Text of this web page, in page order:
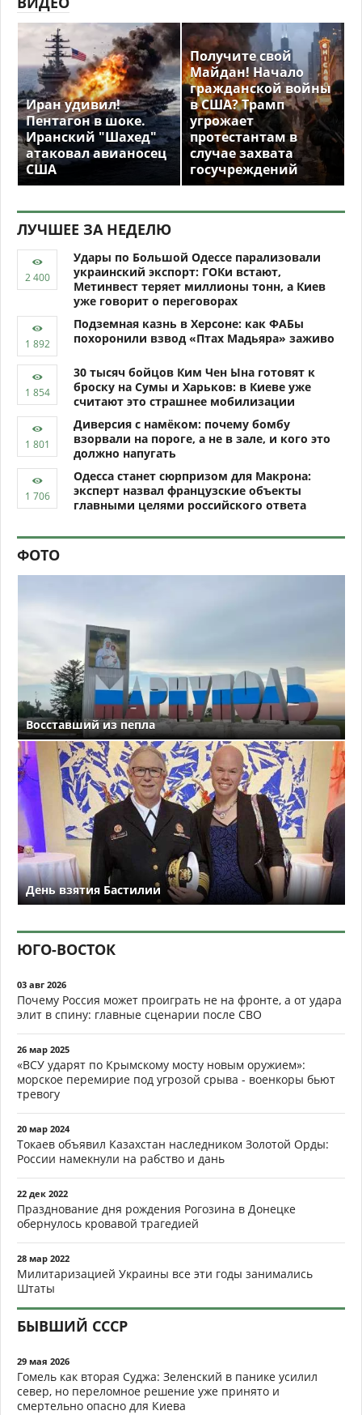
Иран удивил!
Пентагон в шоке.
Иранский "Шахед"
атаковал авианосец
США
Получите свой
Майдан! Начало
гражданской войны
в США? Трамп
угрожает
протестантам в
случае захвата
госучреждений
ЛУЧШЕЕ ЗА НЕДЕЛЮ
Удары по Большой Одессе парализовали
украинский экспорт: ГОКи встают,
Метинвест теряет миллионы тонн, а Киев
уже говорит о переговорах
Подземная казнь в Херсоне: как ФАБы
похоронили взвод «Птах Мадьяра» заживо
30 тысяч бойцов Ким Чен Ына готовят к
броску на Сумы и Харьков: в Киеве уже
считают это страшнее мобилизации
Диверсия с намёком: почему бомбу
взорвали на пороге, а не в зале, и кого это
должно напугать
Одесса станет сюрпризом для Макрона:
эксперт назвал французские объекты
главными целями российского ответа
ФОТО
Восставший из пепла
День взятия Бастилии
ЮГО-ВОСТОК
03 авг 2026
Почему Россия может проиграть не на фронте, а от удара
элит в спину: главные сценарии после СВО
26 мар 2025
«ВСУ ударят по Крымскому мосту новым оружием»:
морское перемирие под угрозой срыва - военкоры бьют
тревогу
20 мар 2024
Токаев объявил Казахстан наследником Золотой Орды:
России намекнули на рабство и дань
22 дек 2022
Празднование дня рождения Рогозина в Донецке
обернулось кровавой трагедией
28 мар 2022
Милитаризацией Украины все эти годы занимались
Штаты
БЫВШИЙ СССР
29 мая 2026
Гомель как вторая Суджа: Зеленский в панике усилил
север, но переломное решение уже принято и
смертельно опасно для Киева